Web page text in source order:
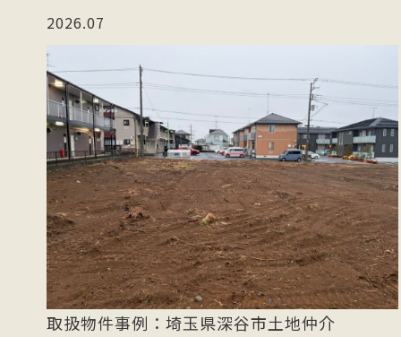
2026.07
取扱物件事例：埼玉県深谷市土地仲介